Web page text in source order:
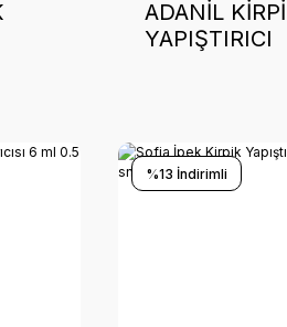
ADANİL
YAPIŞTIRICI
%13 İndirimli